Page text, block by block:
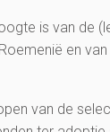
is van de
en
van de